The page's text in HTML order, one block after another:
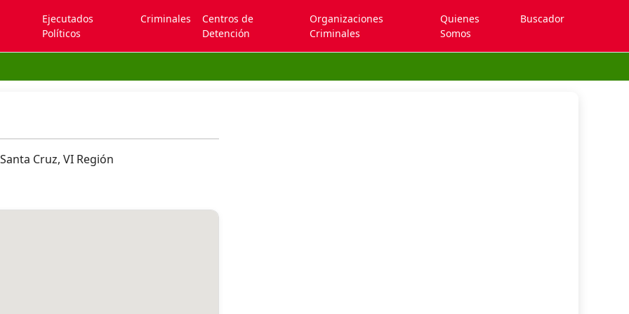
Ejecutados
Políticos
Criminales
Centros de
Detención
Organizaciones
Criminales
Quienes
Somos
Buscador
Cruz, VI Región